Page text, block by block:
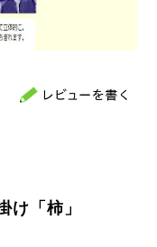
け「柿」